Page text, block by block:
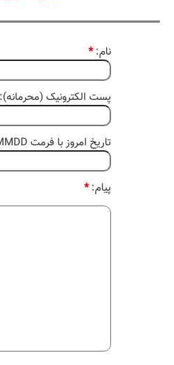
نام:*
پست الکترونیک (محرمانه):
تاریخ امروز با فرمت 14YYMMDD:
پیام:*